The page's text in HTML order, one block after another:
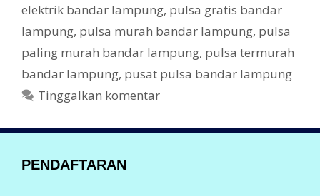
elektrik bandar lampung, pulsa gratis bandar
lampung, pulsa murah bandar lampung, pulsa
paling murah bandar lampung, pulsa termurah
bandar lampung, pusat pulsa bandar lampung
Tinggalkan komentar
PENDAFTARAN